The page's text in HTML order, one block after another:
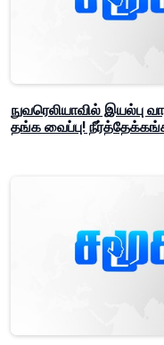
நுவரெலியாவில் இயல்பு
தங்க வைப்பு!